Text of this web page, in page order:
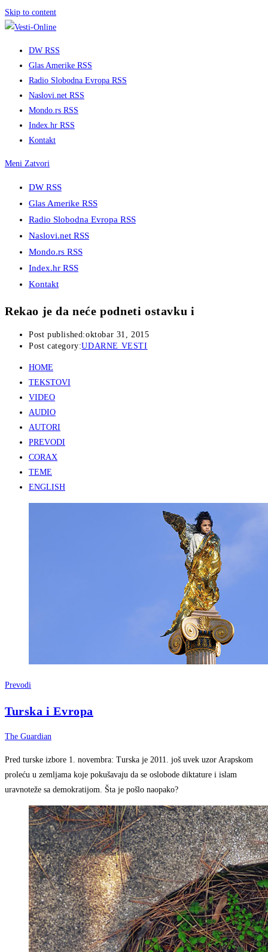
Skip to content
DW RSS
Glas Amerike RSS
Radio Slobodna Evropa RSS
Naslovi.net RSS
Mondo.rs RSS
Index.hr RSS
Kontakt
Meni Zatvori
DW RSS
Glas Amerike RSS
Radio Slobodna Evropa RSS
Naslovi.net RSS
Mondo.rs RSS
Index.hr RSS
Kontakt
Rekao je da neće podneti ostavku i
Post published:oktobar 31, 2015
Post category:UDARNE VESTI
HOME
TEKSTOVI
VIDEO
AUDIO
AUTORI
PREVODI
CORAX
TEME
ENGLISH
Prevodi
Turska i Evropa
The Guardian
Pred turske izbore 1. novembra: Turska je 2011. još uvek uzor Arapskom
proleću u zemljama koje pokušavaju da se oslobode diktature i islam
uravnoteže sa demokratijom. Šta je pošlo naopako?